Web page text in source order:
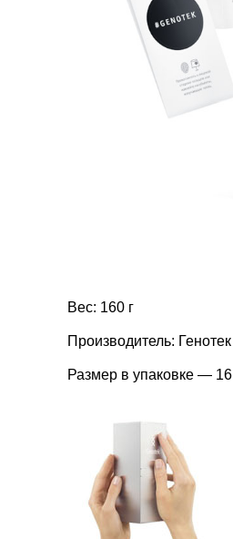
Вес: 160 г
Производитель: Генотек
Размер в упаковке — 16